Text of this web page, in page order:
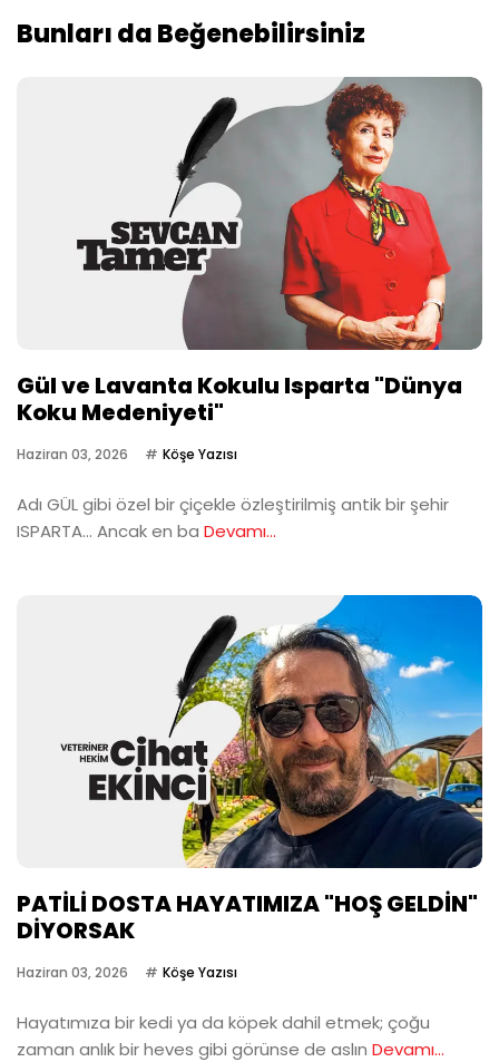
Bunları da Beğenebilirsiniz
Gül ve Lavanta Kokulu Isparta "Dünya
Koku Medeniyeti"
Haziran 03, 2026 Köşe Yazısı
Adı GÜL gibi özel bir çiçekle özleştirilmiş antik bir şehir
ISPARTA… Ancak en ba Devamı...
PATİLİ DOSTA HAYATIMIZA "HOŞ GELDİN"
DİYORSAK
Haziran 03, 2026 Köşe Yazısı
Hayatımıza bir kedi ya da köpek dahil etmek; çoğu
zaman anlık bir heves gibi görünse de aslın Devamı...